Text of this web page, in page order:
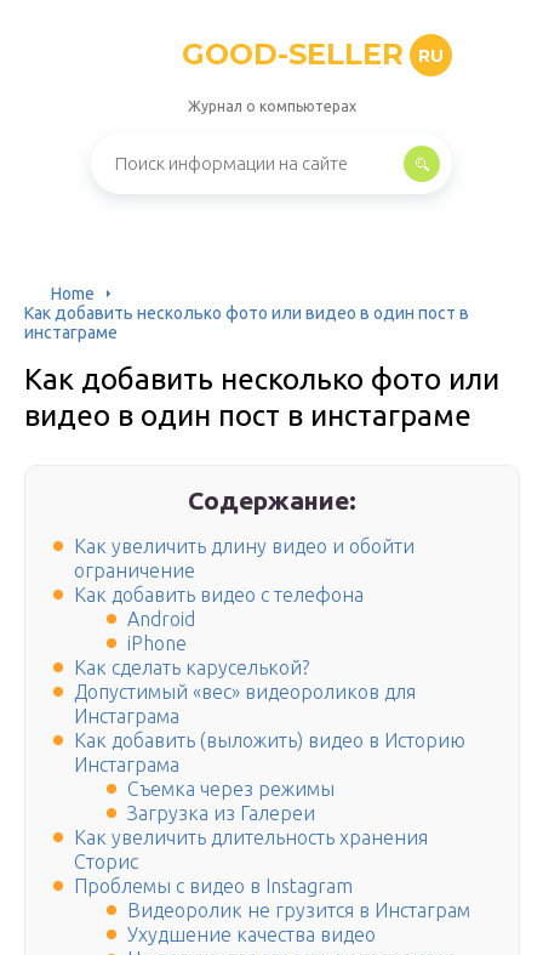
GOOD-SELLER RU
Журнал о компьютерах
Home
Как добавить несколько фото или видео в один пост в
инстаграме
Как добавить несколько фото или
видео в один пост в инстаграме
Содержание:
Как увеличить длину видео и обойти
ограничение
Как добавить видео с телефона
Android
iPhone
Как сделать каруселькой?
Допустимый «вес» видеороликов для
Инстаграма
Как добавить (выложить) видео в Историю
Инстаграма
Съемка через режимы
Загрузка из Галереи
Как увеличить длительность хранения
Сторис
Проблемы с видео в Instagram
Видеоролик не грузится в Инстаграм
Ухудшение качества видео